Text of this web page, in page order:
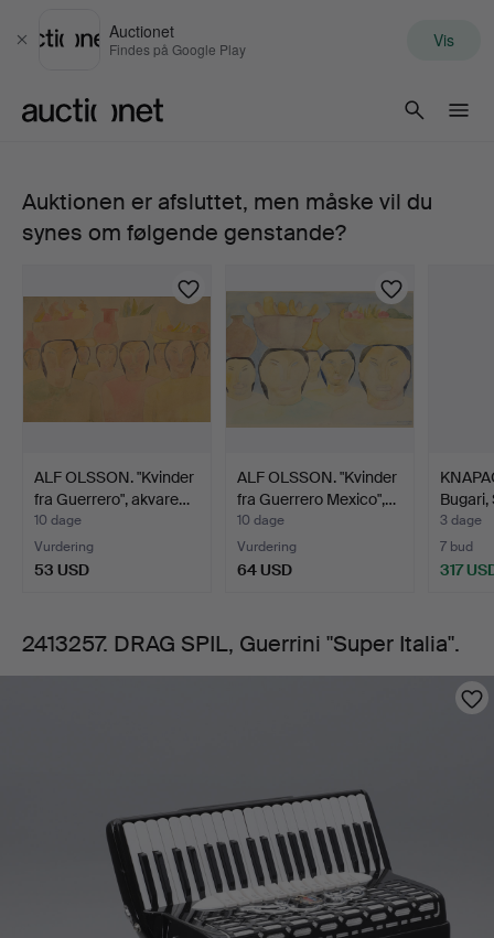
Luk
Auctionet
Findes på Google Play Vis
DRAG
Guerrini
"Super
Italia".
Auktionen er afsluttet, men måske vil du
synes om følgende genstande?
ALF OLSSON. "Kvinder
fra Guerrero", akvare…
10 dage
Vurdering
53 USD
ALF OLSSON. "Kvinder
fra Guerrero Mexico",…
10 dage
Vurdering
64 USD
Bugari,
3 dage
7 bud
317
2413257. DRAG SPIL, Guerrini "Super Italia".